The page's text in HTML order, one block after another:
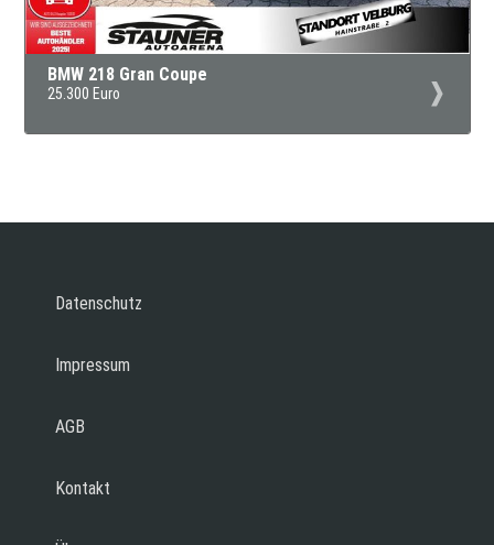
BMW 218 Gran Coupe
25.300 Euro
Datenschutz
Impressum
AGB
Kontakt